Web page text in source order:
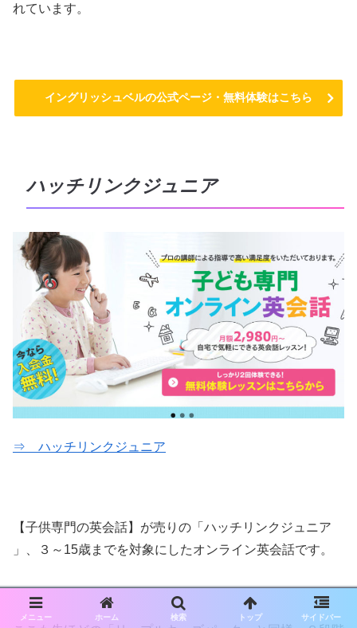
れています。
イングリッシュベルの公式ページ・無料体験はこちら
ハッチリンクジュニア
⇒ ハッチリンクジュニア
【子供専門の英会話】が売りの「ハッチリンクジュニア
」、３～15歳までを対象にしたオンライン英会話です。
メニュー ホーム 検索 トップ サイドバー